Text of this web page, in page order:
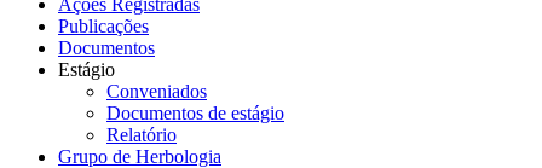
Publicações
Documentos
Estágio
Conveniados
Documentos de estágio
Relatório
Grupo de Herbologia